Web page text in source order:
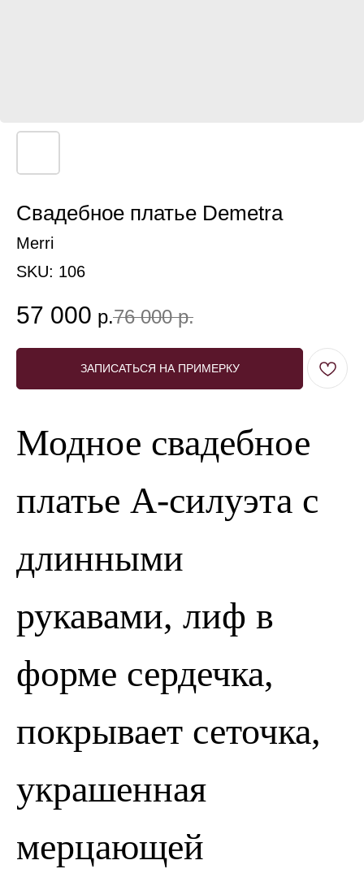
Свадебное платье Demetra
Merri
SKU: 106
57 000 р.76 000 р.
ЗАПИСАТЬСЯ НА ПРИМЕРКУ
Модное свадебное
платье А-силуэта с
длинными
рукавами, лиф в
форме сердечка,
покрывает сеточка,
украшенная
мерцающей